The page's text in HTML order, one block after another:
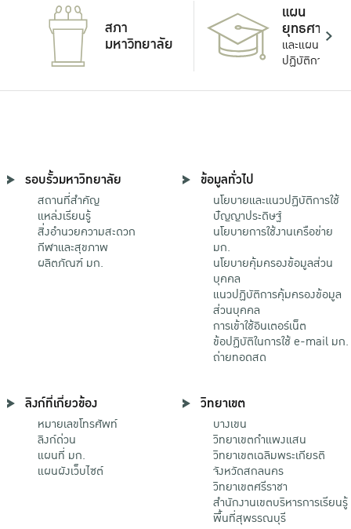
สภา
มหาวิทยาลัย
แผน
ยุทธศาสตร์
และแผน
ปฏิบัติการ
รอบรั้วมหาวิทยาลัย
สถานที่สำคัญ
แหล่งเรียนรู้
สิ่งอำนวยความสะดวก
กีฬาและสุขภาพ
ผลิตภัณฑ์ มก.
ข้อมูลทั่วไป
นโยบายและแนวปฏิบัติการใช้
ปัญญาประดิษฐ์
นโยบายการใช้งานเครือข่าย
มก.
นโยบายคุ้มครองข้อมูลส่วน
บุคคล
แนวปฏิบัติการคุ้มครองข้อมูล
ส่วนบุคคล
การเข้าใช้อินเตอร์เน็ต
ข้อปฏิบัติในการใช้ e-mail มก.
ถ่ายทอดสด
ลิงก์ที่เกี่ยวข้อง
หมายเลขโทรศัพท์
ลิงก์ด่วน
แผนที่ มก.
แผนผังเว็บไซต์
วิทยาเขต
บางเขน
วิทยาเขตกําแพงแสน
วิทยาเขตเฉลิมพระเกียรติ
จังหวัดสกลนคร
วิทยาเขตศรีราชา
สำนักงานเขตบริหารการเรียนรู้
พื้นที่สุพรรณบุรี